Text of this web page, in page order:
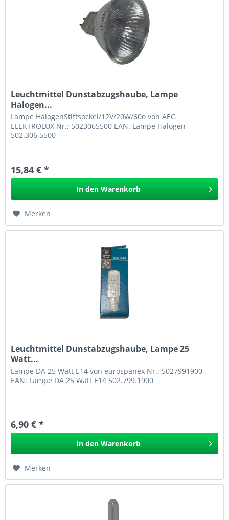
Leuchtmittel Dunstabzugshaube, Lampe
Halogen...
Lampe HalogenStiftsockel/12V/20W/60o von AEG
ELEKTROLUX Nr.: 5023065500 EAN: Lampe Halogen
502.306.5500
15,84 € *
In den Warenkorb
Merken
Leuchtmittel Dunstabzugshaube, Lampe 25
Watt...
Lampe DA 25 Watt E14 von eurospanex Nr.: 5027991900
EAN: Lampe DA 25 Watt E14 502.799.1900
6,90 € *
In den Warenkorb
Merken